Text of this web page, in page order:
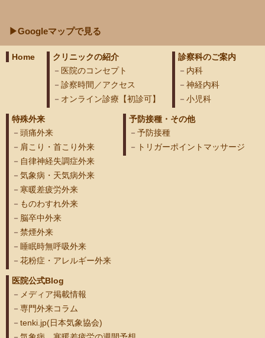
▶Googleマップで見る
Home
クリニックの紹介
医院のコンセプト
診察時間／アクセス
オンライン診療【初診可】
診察科のご案内
内科
神経内科
小児科
特殊外来
頭痛外来
肩こり・首こり外来
自律神経失調症外来
気象病・天気病外来
寒暖差疲労外来
ものわすれ外来
脳卒中外来
禁煙外来
睡眠時無呼吸外来
花粉症・アレルギー外来
予防接種・その他
予防接種
トリガーポイントマッサージ
医院公式Blog
メディア掲載情報
専門外来コラム
tenki.jp(日本気象協会)